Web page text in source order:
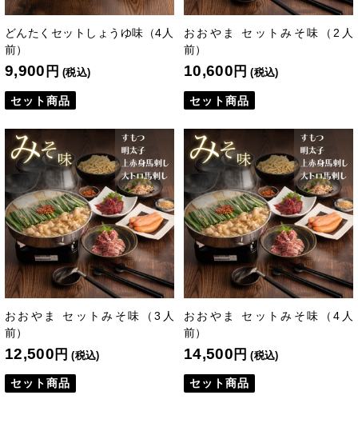
どんたくセットしょうゆ味（4人
前）
9,900 円 (税込)
セット商品
おおやま セットみそ味（2人
前）
10,600 円 (税込)
セット商品
おおやま セットみそ味（3人
前）
12,500 円 (税込)
セット商品
おおやま セットみそ味（4人
前）
14,500 円 (税込)
セット商品